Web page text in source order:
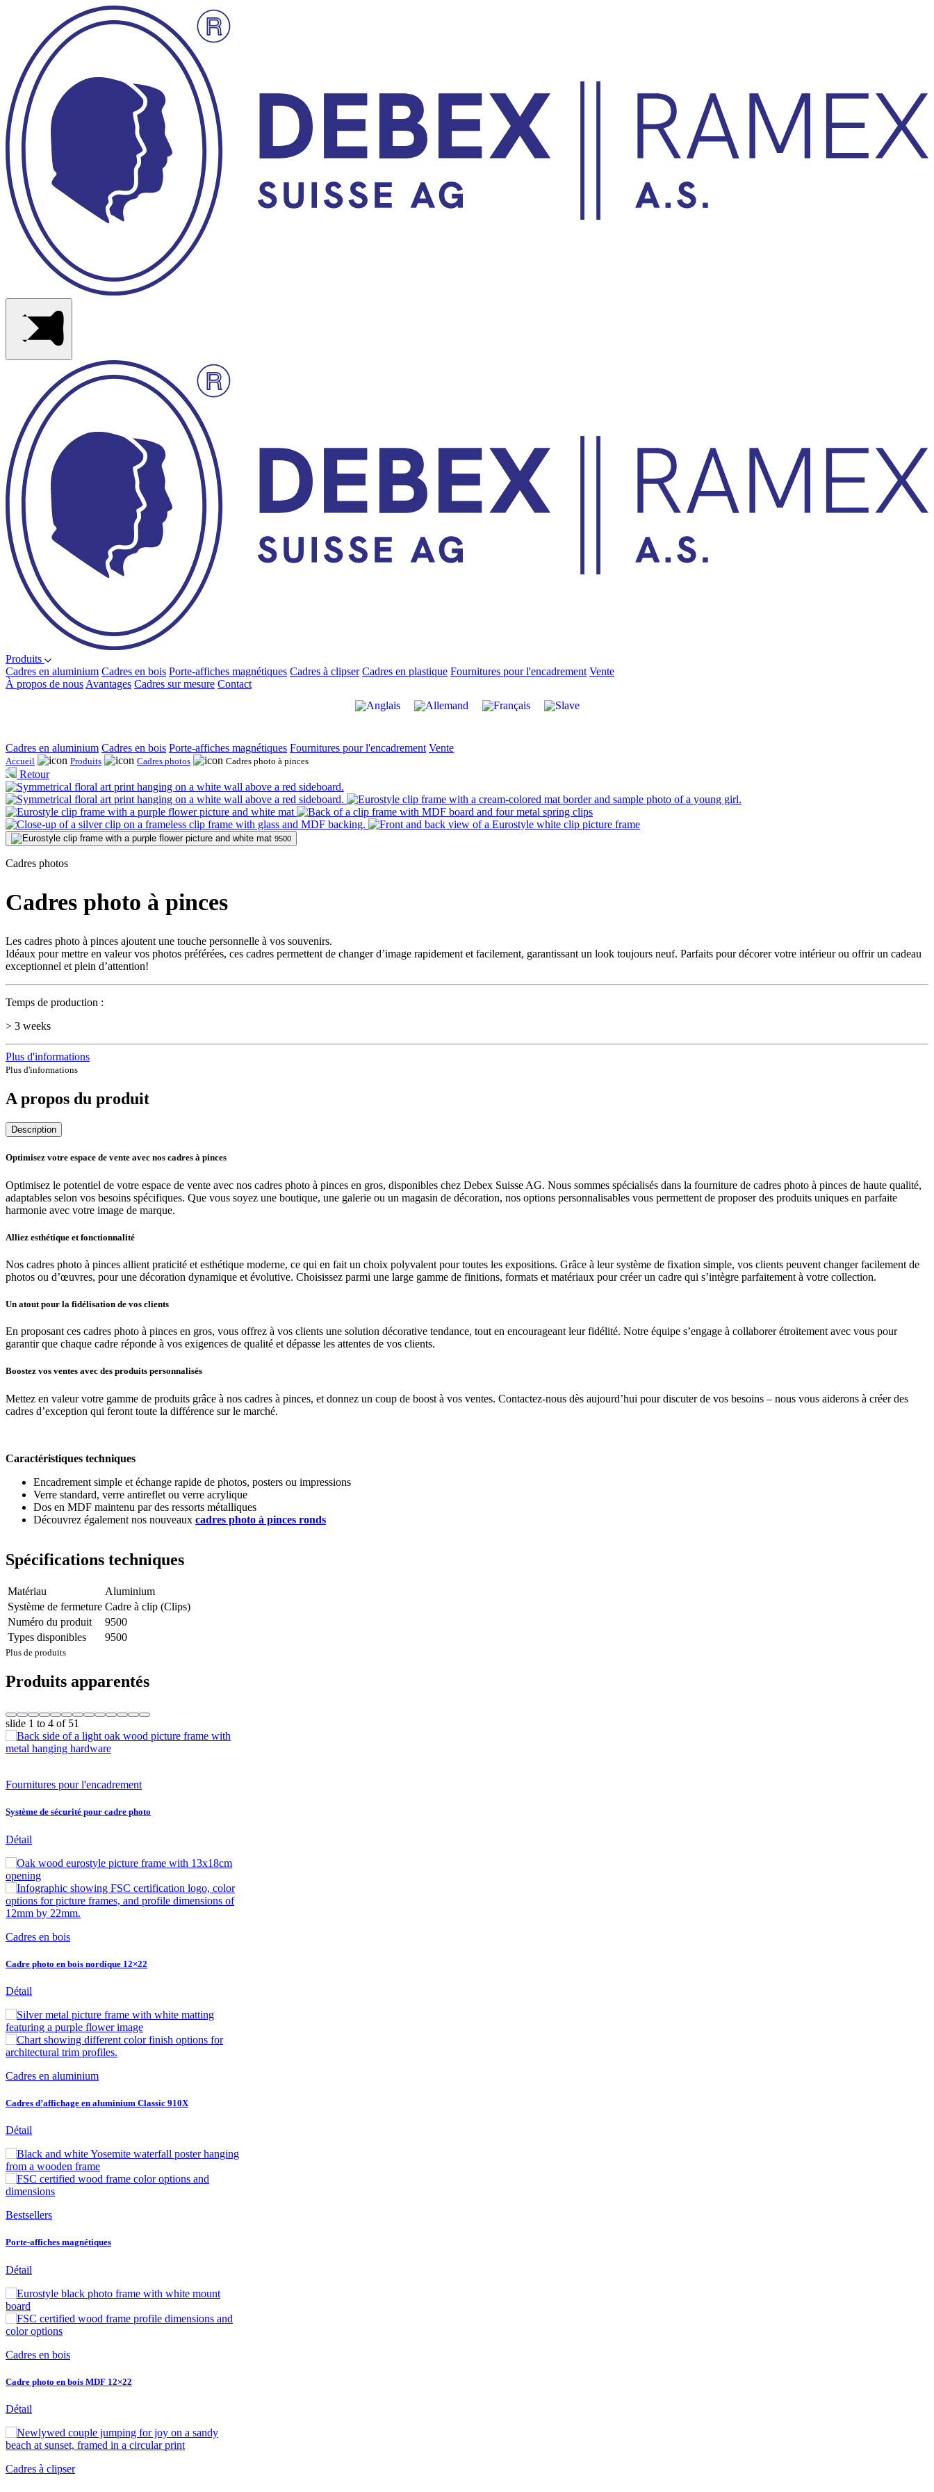
Produits
Cadres en aluminium Cadres en bois Porte-affiches magnétiques Cadres à clipser Cadres en plastique Fournitures pour l'encadrement Vente
À propos de nous Avantages Cadres sur mesure Contact
Cadres en aluminium Cadres en bois Porte-affiches magnétiques Fournitures pour l'encadrement Vente
Accueil Produits Cadres photos Cadres photo à pinces
Retour
9500
Cadres photos
Cadres photo à pinces
Les cadres photo à pinces ajoutent une touche personnelle à vos souvenirs.
Idéaux pour mettre en valeur vos photos préférées, ces cadres permettent de changer d’image rapidement et facilement, garantissant un look toujours neuf. Parfaits pour décorer votre intérieur ou offrir un cadeau
exceptionnel et plein d’attention!
Temps de production :
> 3 weeks
Plus d'informations
Plus d'informations
A propos du produit
Description
Optimisez votre espace de vente avec nos cadres à pinces
Optimisez le potentiel de votre espace de vente avec nos cadres photo à pinces en gros, disponibles chez Debex Suisse AG. Nous sommes spécialisés dans la fourniture de cadres photo à pinces de haute qualité,
adaptables selon vos besoins spécifiques. Que vous soyez une boutique, une galerie ou un magasin de décoration, nos options personnalisables vous permettent de proposer des produits uniques en parfaite
harmonie avec votre image de marque.
Alliez esthétique et fonctionnalité
Nos cadres photo à pinces allient praticité et esthétique moderne, ce qui en fait un choix polyvalent pour toutes les expositions. Grâce à leur système de fixation simple, vos clients peuvent changer facilement de
photos ou d’œuvres, pour une décoration dynamique et évolutive. Choisissez parmi une large gamme de finitions, formats et matériaux pour créer un cadre qui s’intègre parfaitement à votre collection.
Un atout pour la fidélisation de vos clients
En proposant ces cadres photo à pinces en gros, vous offrez à vos clients une solution décorative tendance, tout en encourageant leur fidélité. Notre équipe s’engage à collaborer étroitement avec vous pour
garantir que chaque cadre réponde à vos exigences de qualité et dépasse les attentes de vos clients.
Boostez vos ventes avec des produits personnalisés
Mettez en valeur votre gamme de produits grâce à nos cadres à pinces, et donnez un coup de boost à vos ventes. Contactez-nous dès aujourd’hui pour discuter de vos besoins – nous vous aiderons à créer des
cadres d’exception qui feront toute la différence sur le marché.
Caractéristiques techniques
Encadrement simple et échange rapide de photos, posters ou impressions
Verre standard, verre antireflet ou verre acrylique
Dos en MDF maintenu par des ressorts métalliques
Découvrez également nos nouveaux cadres photo à pinces ronds
Spécifications techniques
Matériau
Aluminium
Système de fermeture Cadre à clip (Clips)
Numéro du produit
9500
Types disponibles
9500
Plus de produits
Produits apparentés
slide 1 to 4 of 51
Fournitures pour l'encadrement
Système de sécurité pour cadre photo
Détail
Cadres en bois
Cadre photo en bois nordique 12×22
Détail
Cadres en aluminium
Cadres d’affichage en aluminium Classic 910X
Détail
Bestsellers
Porte-affiches magnétiques
Détail
Cadres en bois
Cadre photo en bois MDF 12×22
Détail
Cadres à clipser